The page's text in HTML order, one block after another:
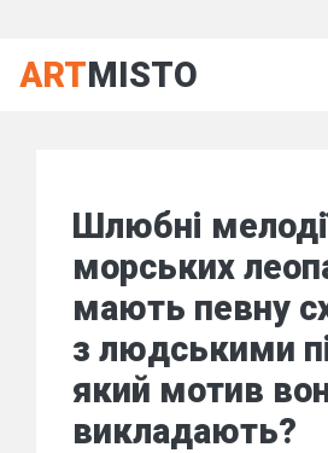
ARTMISTO
Шлюбні
морських
мають певну
з людськими
який мотив
викладають?